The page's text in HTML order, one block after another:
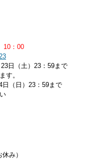
10：00
日（土）23：59まで
す。
（日）23：59まで
み）